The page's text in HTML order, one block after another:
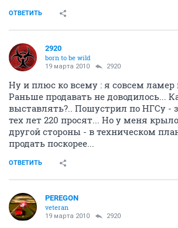
ОТВЕТИТЬ
2920
born to be wild
19 марта 2010 2920
Ну и плюс ко всему : я совсем ламер
Раньше продавать не доводилось...
выставлять?.. Пошустрил по НГСу -
тех лет 220 просят... Но у меня
другой стороны - в техническом
продать поскорее...
ОТВЕТИТЬ
PEREGON
veteran
19 марта 2010 2920